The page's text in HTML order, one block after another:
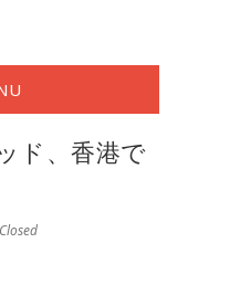
ド、香港で